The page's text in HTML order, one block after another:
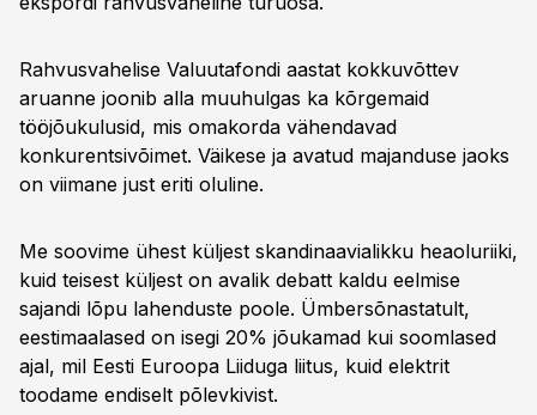
Rahvusvahelise Valuutafondi aastat kokkuvõttev
aruanne joonib alla muuhulgas ka kõrgemaid
tööjõukulusid, mis omakorda vähendavad
konkurentsivõimet. Väikese ja avatud majanduse jaoks
on viimane just eriti oluline.
Me soovime ühest küljest skandinaavialikku heaoluriiki,
kuid teisest küljest on avalik debatt kaldu eelmise
sajandi lõpu lahenduste poole. Ümbersõnastatult,
eestimaalased on isegi 20% jõukamad kui soomlased
ajal, mil Eesti Euroopa Liiduga liitus, kuid elektrit
toodame endiselt põlevkivist.